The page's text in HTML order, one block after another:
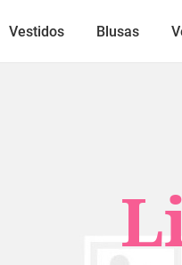
Vestidos Blusas